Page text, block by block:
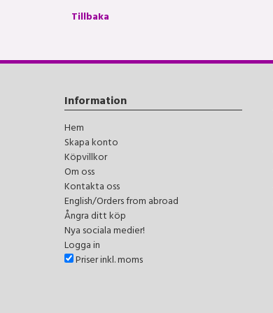
Tillbaka
Information
Hem
Skapa konto
Köpvillkor
Om oss
Kontakta oss
English/Orders from abroad
Ångra ditt köp
Nya sociala medier!
Logga in
Priser inkl. moms